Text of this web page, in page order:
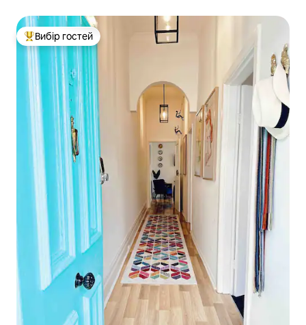
Топ вибір гостей
Вибір гостей